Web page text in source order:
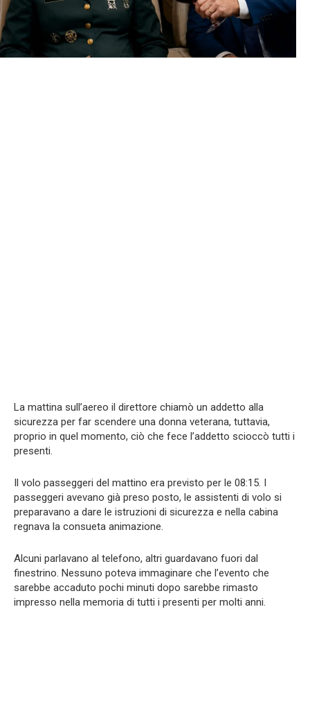
La mattina sull’aereo il direttore chiamò un addetto alla
sicurezza per far scendere una donna veterana, tuttavia,
proprio in quel momento, ciò che fece l’addetto scioccò tutti i
presenti.
Il volo passeggeri del mattino era previsto per le 08:15. I
passeggeri avevano già preso posto, le assistenti di volo si
preparavano a dare le istruzioni di sicurezza e nella cabina
regnava la consueta animazione.
Alcuni parlavano al telefono, altri guardavano fuori dal
finestrino. Nessuno poteva immaginare che l’evento che
sarebbe accaduto pochi minuti dopo sarebbe rimasto
impresso nella memoria di tutti i presenti per molti anni.